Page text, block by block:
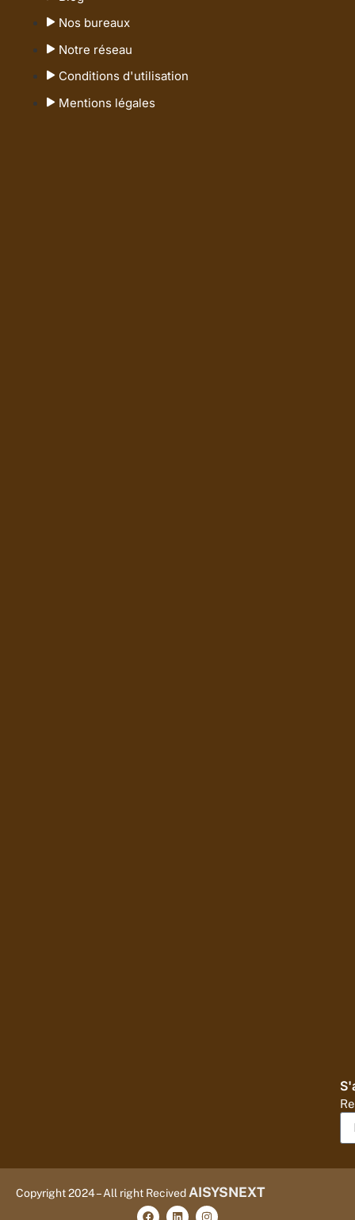
Nos bureaux
Notre réseau
Conditions d'utilisation
Mentions légales
Copyright 2024 – All right RecivedAISYSNEXT